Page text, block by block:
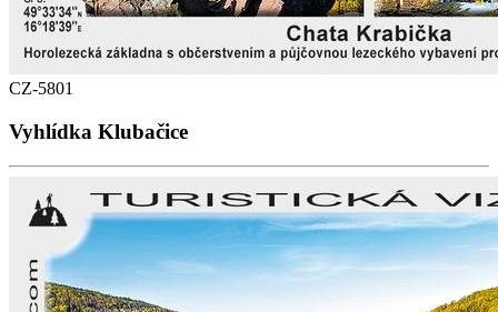
CZ-5801
Vyhlídka Klubačice